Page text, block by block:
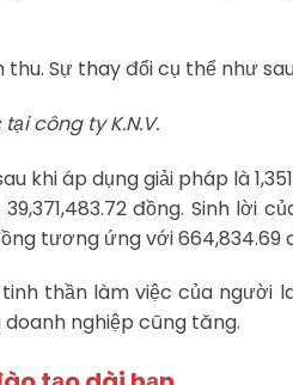
Sự thay đổi cụ thể như
công ty K.N.V.
khi áp dụng giải pháp là
đồng. Sinh lời
tương ứng với 664,834.69
thần làm việc của người
nghiệp cũng tăng.